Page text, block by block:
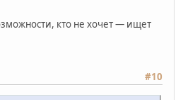
кто не хочет — ищет
#10